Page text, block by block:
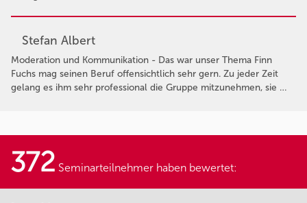
Stefan Albert
Moderation und Kommunikation - Das war unser Thema Finn
Fuchs mag seinen Beruf offensichtlich sehr gern. Zu jeder Zeit
gelang es ihm sehr professional die Gruppe mitzunehmen, sie …
372 Seminarteilnehmer haben bewertet: